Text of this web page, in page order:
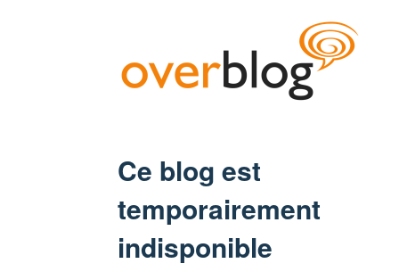
Ce blog est
temporairement
indisponible